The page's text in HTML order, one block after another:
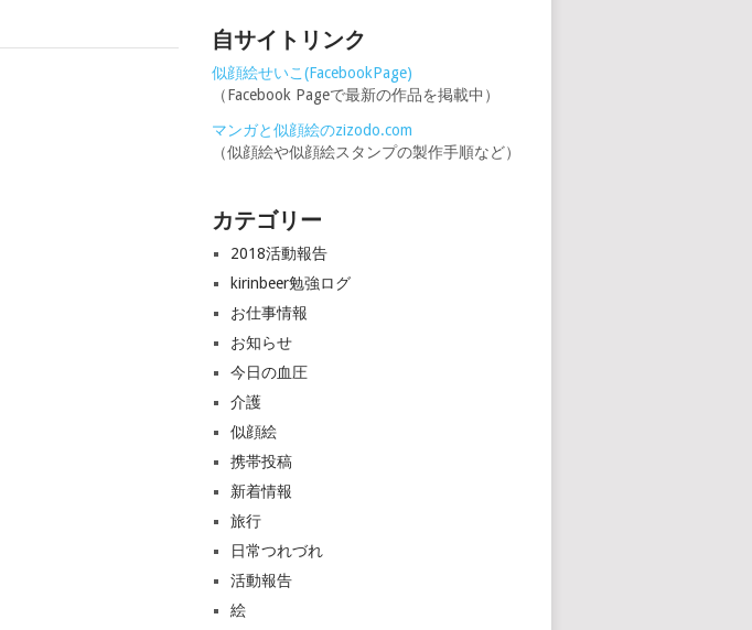
自サイトリンク
似顔絵せいこ(FacebookPage)
（Facebook Pageで最新の作品を掲載中）
マンガと似顔絵のzizodo.com
（似顔絵や似顔絵スタンプの製作手順など）
カテゴリー
2018活動報告
kirinbeer勉強ログ
お仕事情報
お知らせ
今日の血圧
介護
似顔絵
携帯投稿
新着情報
旅行
日常つれづれ
活動報告
絵